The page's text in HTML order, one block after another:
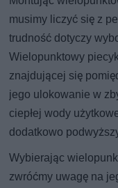
musimy liczyć się z
trudność dotyczy
Wielopunktowy
znajdującej się
jego ulokowanie w
ciepłej wody
dodatkowo
Wybierając
zwróćmy uwagę na